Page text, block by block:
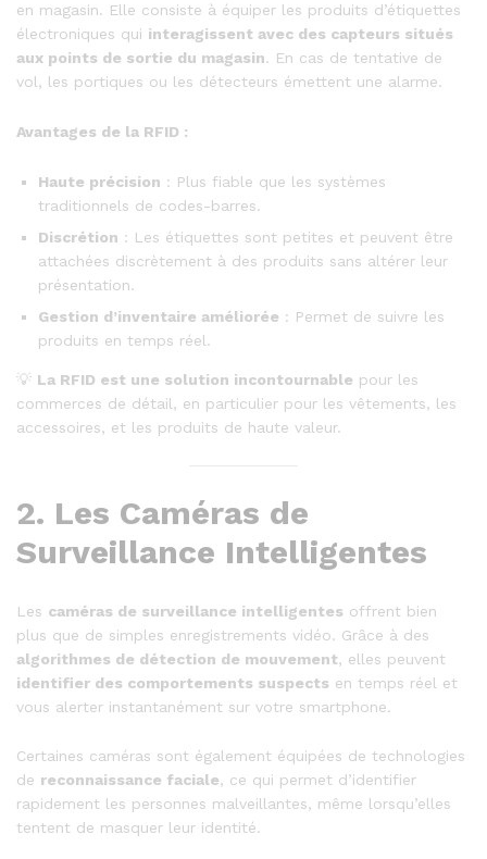
en magasin. Elle consiste à équiper les produits d’étiquettes
électroniques qui interagissent avec des capteurs situés
aux points de sortie du magasin. En cas de tentative de
vol, les portiques ou les détecteurs émettent une alarme.
Avantages de la RFID :
Haute précision : Plus fiable que les systèmes
traditionnels de codes-barres.
Discrétion : Les étiquettes sont petites et peuvent être
attachées discrètement à des produits sans altérer leur
présentation.
Gestion d’inventaire améliorée : Permet de suivre les
produits en temps réel.
💡 La RFID est une solution incontournable pour les
commerces de détail, en particulier pour les vêtements, les
accessoires, et les produits de haute valeur.
2. Les Caméras de
Surveillance Intelligentes
Les caméras de surveillance intelligentes offrent bien
plus que de simples enregistrements vidéo. Grâce à des
algorithmes de détection de mouvement, elles peuvent
identifier des comportements suspects en temps réel et
vous alerter instantanément sur votre smartphone.
Certaines caméras sont également équipées de technologies
de reconnaissance faciale, ce qui permet d’identifier
rapidement les personnes malveillantes, même lorsqu’elles
tentent de masquer leur identité.